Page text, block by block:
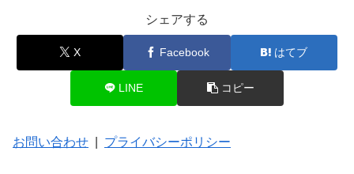
シェアする
X Facebook はてブ
LINE コピー
お問い合わせ プライバシーポリシー